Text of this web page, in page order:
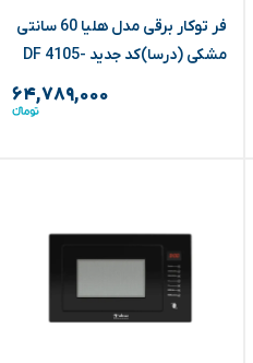
فر توکار برقی مدل هلیا 60 سانتی
مشکی (درسا)کد جدید DF 4105-
۶۴,۷۸۹,۰۰۰